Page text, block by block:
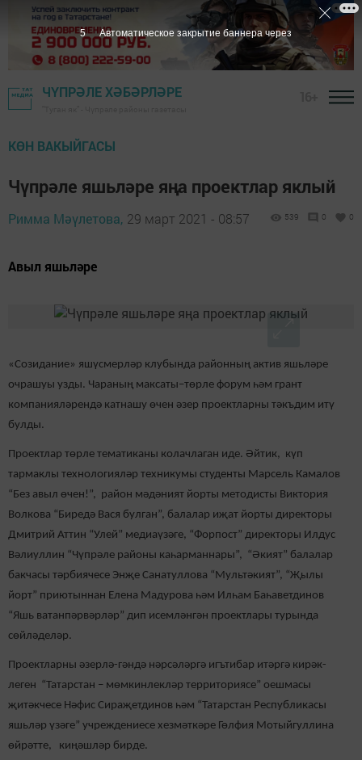
ЧҮПРӘЛЕ ХӘБӘРЛӘРЕ
КӨН ВАКЫЙГАСЫ
Чүпрәле яшьләре яңа проектлар яклый
Римма Мәүлетова, 29 март 2021 - 08:57 539 0 0
Авыл яшьләре
«Созидание» яшүсмерләр клубында районның актив яшьләре
очрашуы узды. Чараның максаты–төрле форум һәм грант
компанияләрендә катнашу өчен әзер проектларны тәкъдим итү
булды.
Проектлар төрле тематиканы колачлаган иде. Әйтик, күп
тармаклы технологияләр техникумы студенты Марсель Камалов
“Без авыл өчен!”, район мәдәният йорты методисты Виктория
Волкова “Биредә Вася булган”, балалар иҗат йорты директоры
Дмитрий Аттин “Улей” медиаүзәге, “Форпост” директоры Илдус
Вәлиуллин “Чүпрәле районы каһарманнары”, “Әкият” балалар
бакчасы тәрбиячесе Энҗе Санатуллова “Мультәкият”, “Җылы
йорт” приютыннан Елена Мадурова һәм Илһам Баһаветдинов
“Яшь ватанпәрвәрләр” дип исемләнгән проектлары турында
сөйләделәр.
Проектларны әзерлә-гәндә нәрсәләргә игътибар итәргә кирәк-
леген “Татарстан – мөмкинлекләр территориясе” оешмасы
җитәкчесе Нәфис Сираҗетдинов һәм “Татарстан Республикасы
яшьләр үзәге” учреждениесе хезмәткәре Гөлфия Мотыйгуллина
өйрәтте, киңәшләр бирде.
4 Автоматическое закрытие баннера через